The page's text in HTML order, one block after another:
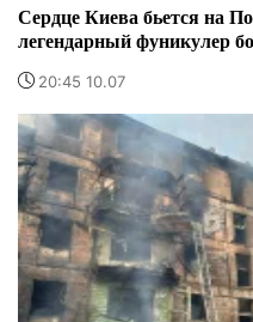
Сердце Киева бьется на
легендарный фуникулер
20:45 10.07